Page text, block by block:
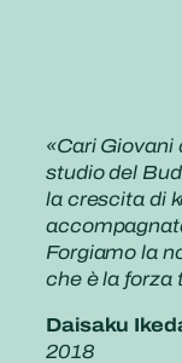
«Cari Giovani
studio del
la crescita di
Forgiamo la
che è la forza
Daisaku
2018